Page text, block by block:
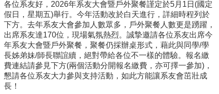
廠
Facebook
Youtube
English
認
識
我
們
各位系友好，2026年系友大會暨戶外聚餐謹定於5月1日(國定
假日，星期五)舉行。今年活動改於白天進行，詳細時程列於
下方。去年系友大會參加人數眾多，戶外聚餐人數更是踴躍，
出席系友達170位，現場氣氛熱烈。誠摯邀請各位系友出席今
年系友大會暨戶外聚餐，聚餐仍採辦桌形式，藉此與同學/學
長姊弟妹/師長聯誼續，絕對帶給各位不一樣的體驗。報名繳
費連結請參見下方(兩個活動分開報名繳費，亦可擇一參加)，
懇請各位系友大力參與支持活動，如此方能讓系友會茁壯成
長！